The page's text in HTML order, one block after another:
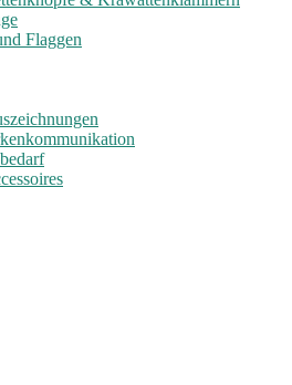
Flaggen